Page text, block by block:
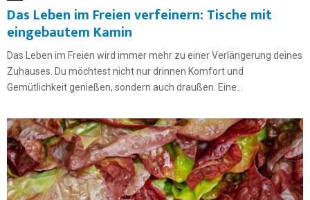
Das Leben im Freien verfeinern: Tische mit
eingebautem Kamin
Das Leben im Freien wird immer mehr zu einer Verlängerung deines
Zuhauses. Du möchtest nicht nur drinnen Komfort und
Gemütlichkeit genießen, sondern auch draußen. Eine...